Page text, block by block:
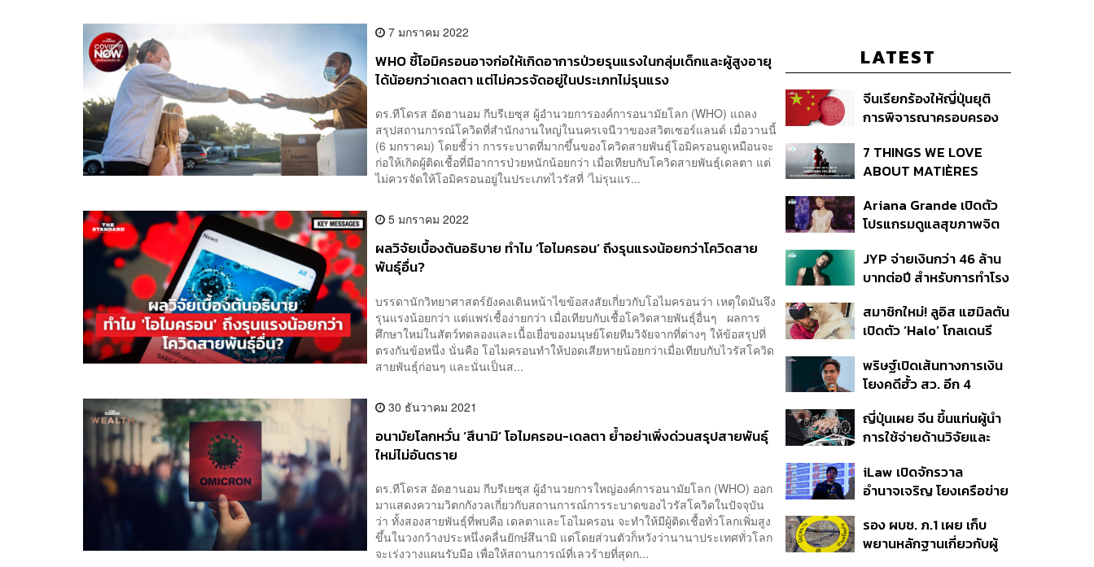
7 มกราคม 2022
WHO ชี้โอมิครอนอาจก่อให้เกิดอาการป่วยรุนแรงในกลุ่มเด็กและผู้สูงอายุ
ได้น้อยกว่าเดลตา แต่ไม่ควรจัดอยู่ในประเภทไม่รุนแรง
ดร.ทีโดรส อัดฮานอม กีบรีเยซุส ผู้อำนวยการองค์การอนามัยโลก (WHO) แถลง
สรุปสถานการณ์โควิดที่สำนักงานใหญ่ในนครเจนีวาของสวิตเซอร์แลนด์ เมื่อวานนี้
(6 มกราคม) โดยชี้ว่า การระบาดที่มากขึ้นของโควิดสายพันธุ์โอมิครอนดูเหมือนจะ
ก่อให้เกิดผู้ติดเชื้อที่มีอาการป่วยหนักน้อยกว่า เมื่อเทียบกับโควิดสายพันธุ์เดลตา แต่
ไม่ควรจัดให้โอมิครอนอยู่ในประเภทไวรัสที่ ‘ไม่รุนแร...
5 มกราคม 2022
ผลวิจัยเบื้องต้นอธิบาย ทำไม ‘โอไมครอน’ ถึงรุนแรงน้อยกว่าโควิดสาย
พันธุ์อื่น?
บรรดานักวิทยาศาสตร์ยังคงเดินหน้าไขข้อสงสัยเกี่ยวกับโอไมครอนว่า เหตุใดมันจึง
รุนแรงน้อยกว่า แต่แพร่เชื้อง่ายกว่า เมื่อเทียบกับเชื้อโควิดสายพันธุ์อื่นๆ ผลการ
ศึกษาใหม่ในสัตว์ทดลองและเนื้อเยื่อของมนุษย์โดยทีมวิจัยจากที่ต่างๆ ให้ข้อสรุปที่
ตรงกันข้อหนึ่ง นั่นคือ โอไมครอนทำให้ปอดเสียหายน้อยกว่าเมื่อเทียบกับไวรัสโควิด
สายพันธุ์ก่อนๆ และนั่นเป็นส...
30 ธันวาคม 2021
อนามัยโลกหวั่น ‘สึนามิ’ โอไมครอน-เดลตา ย้ำอย่าเพิ่งด่วนสรุปสายพันธุ์
ใหม่ไม่อันตราย
ดร.ทีโดรส อัดฮานอม กีบรีเยซุส ผู้อำนวยการใหญ่องค์การอนามัยโลก (WHO) ออก
มาแสดงความวิตกกังวลเกี่ยวกับสถานการณ์การระบาดของไวรัสโควิดในปัจจุบัน
ว่า ทั้งสองสายพันธุ์ที่พบคือ เดลตาและโอไมครอน จะทำให้มีผู้ติดเชื้อทั่วโลกเพิ่มสูง
ขึ้นในวงกว้างประหนึ่งคลื่นยักษ์สึนามิ แต่โดยส่วนตัวก็หวังว่านานาประเทศทั่วโลก
จะเร่งวางแผนรับมือ เพื่อให้สถานการณ์ที่เลวร้ายที่สุดก...
LATEST
จีนเรียกร้องให้ญี่ปุ่นยุติ
การพิจารณาครอบครอง
7 THINGS WE LOVE
ABOUT MATIÈRES
Ariana Grande เปิดตัว
โปรแกรมดูแลสุขภาพจิต
ดนตรี
JYP จ่ายเงินกว่า 46 ล้าน
บาทต่อปี สำหรับการทำโรง
สมาชิกใหม่! ลูอิส แฮมิลตัน
เปิดตัว ‘Halo’ โกลเดนรี
พริษฐ์เปิดเส้นทางการเงิน
โยงคดีฮั้ว สว. อีก 4
อำนาจเจริญโอนเงินให้เจ้า
หน้าที่ กกต. ฝ่ายสืบสวน
ญี่ปุ่นเผย จีน ขึ้นแท่นผู้นำ
การใช้จ่ายด้านวิจัยและ
งานวิจัยถูกอ้างอิงสูงสุด
แซงสหรัฐฯ
iLaw เปิดจักรวาล
อำนาจเจริญ โยงเครือข่าย
สังเกตลงสมัครตรง
คุณสมบัติหรือไม่
รอง ผบช. ภ.1 เผย เก็บ
พยานหลักฐานเกี่ยวกับผู้